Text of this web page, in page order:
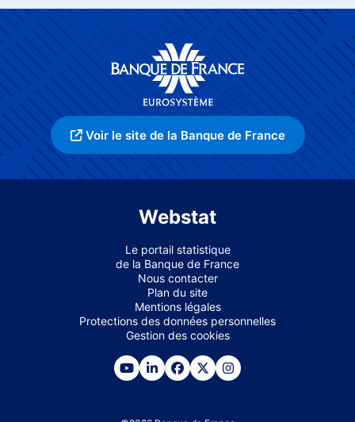
Voir le site de la Banque de France
Webstat
Le portail statistique
de la Banque de France
Nous contacter
Plan du site
Mentions légales
Protections des données personnelles
Gestion des cookies